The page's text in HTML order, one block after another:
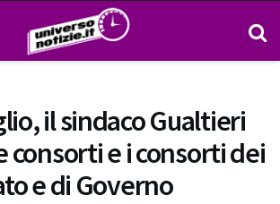
il sindaco Gualtieri
consorti e i consorti dei
e di Governo